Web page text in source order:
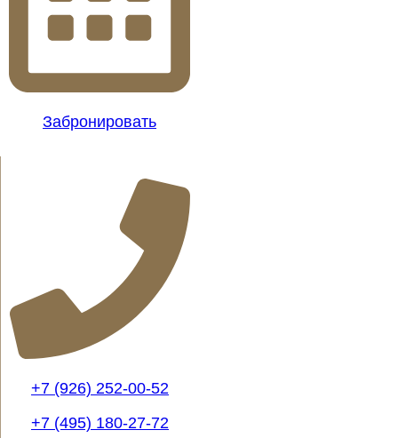
Забронировать
+7 (926) 252-00-52
+7 (495) 180-27-72